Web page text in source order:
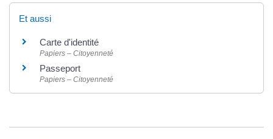
Et aussi
Carte d'identité
Papiers – Citoyenneté
Passeport
Papiers – Citoyenneté